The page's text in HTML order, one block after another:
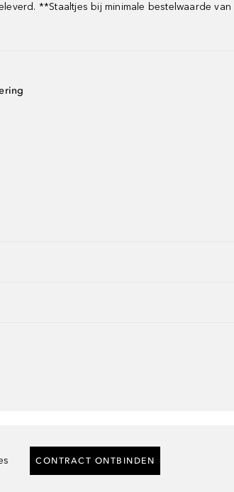
**Staaltjes bij minimale bestelwaarde
CONTRACT ONTBINDEN